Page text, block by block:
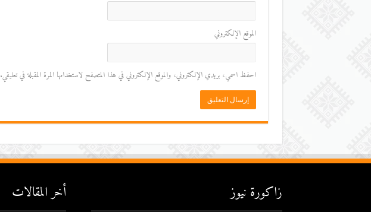
الموقع الإلكتروني
احفظ اسمي، بريدي الإلكتروني، والموقع الإلكتروني في هذا المتصفح لاستخدامها المرة المقبلة في تعليقي.
زاكورة نيوز أخر المقالات